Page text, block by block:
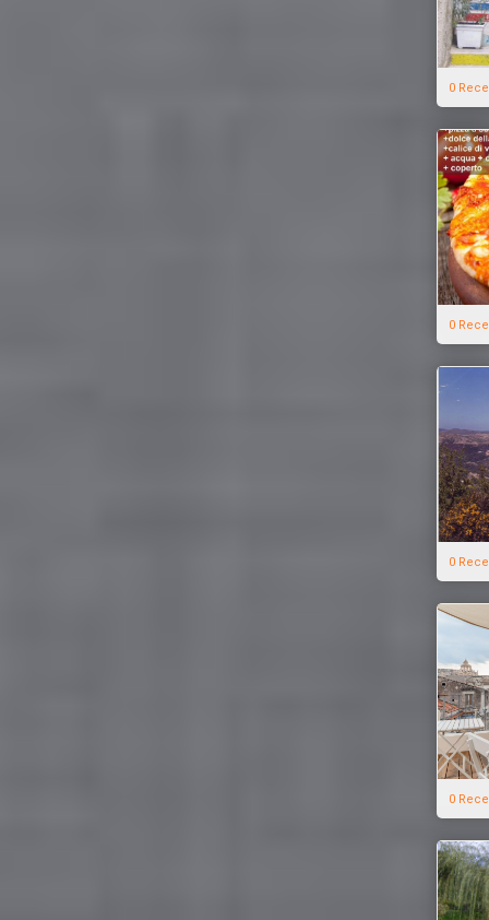
0
0
0
0